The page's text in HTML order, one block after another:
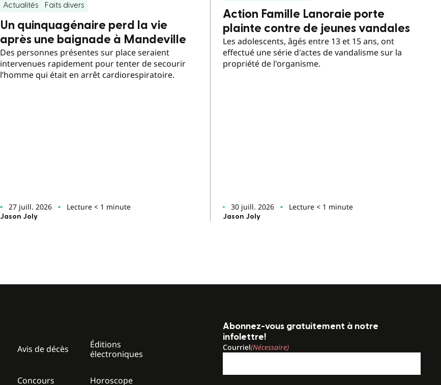
Actualités Faits divers
Un quinquagénaire perd la vie
après une baignade à Mandeville
Des personnes présentes sur place seraient
intervenues rapidement pour tenter de secourir
l’homme qui était en arrêt cardiorespiratoire.
27 juill. 2026 Lecture < 1 minute
Jason Joly
Action Famille Lanoraie porte
plainte contre de jeunes vandales
Les adolescents, âgés entre 13 et 15 ans, ont
effectué une série d'actes de vandalisme sur la
propriété de l'organisme.
30 juill. 2026 Lecture < 1 minute
Jason Joly
Avis de décès
Éditions
électroniques
Concours Horoscope
Abonnez-vous gratuitement à notre
infolettre!
Courriel(Nécessaire)